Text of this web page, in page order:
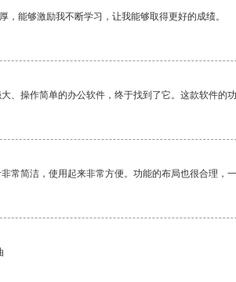
，能够激励我不断学习，让我能够取得更好的成绩。
、操作简单的办公软件，终于找到了它。这款软件的
常简洁，使用起来非常方便。功能的布局也很合理，一